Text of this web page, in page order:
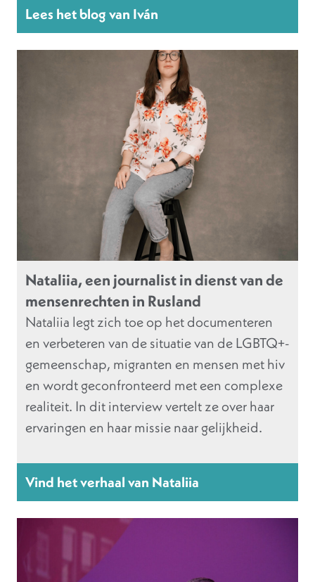
Lees het blog van Iván
Nataliia, een journalist in dienst van de
mensenrechten in Rusland
Nataliia legt zich toe op het documenteren
en verbeteren van de situatie van de LGBTQ+-
gemeenschap, migranten en mensen met hiv
en wordt geconfronteerd met een complexe
realiteit. In dit interview vertelt ze over haar
ervaringen en haar missie naar gelijkheid.
Vind het verhaal van Nataliia